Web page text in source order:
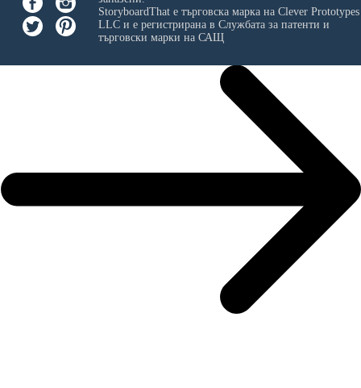
StoryboardThat е търговска марка на Clever
LLCи е регистрирана в Службата за патенти и
търговски марки на САЩ